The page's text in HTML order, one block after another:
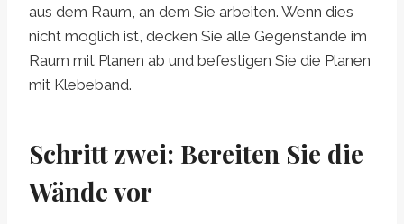
aus dem Raum, an dem Sie arbeiten. Wenn dies
nicht möglich ist, decken Sie alle Gegenstände im
Raum mit Planen ab und befestigen Sie die Planen
mit Klebeband.
Schritt zwei: Bereiten Sie die
Wände vor